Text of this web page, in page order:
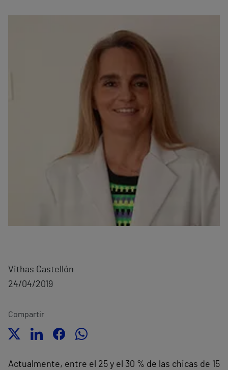
Vithas Castellón
24/04/2019
Compartir
Actualmente, entre el 25 y el 30 % de las chicas de 15